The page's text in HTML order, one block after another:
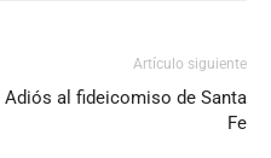
Artículo siguiente
Adiós al fideicomiso de Santa
Fe